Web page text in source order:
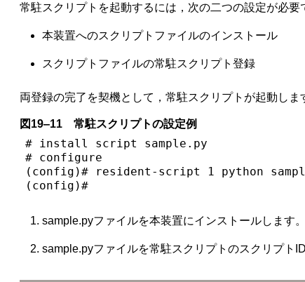
常駐スクリプトを起動するには，次の二つの設定が必要
本装置へのスクリプトファイルのインストール
スクリプトファイルの常駐スクリプト登録
両登録の完了を契機として，常駐スクリプトが起動し
図19‒11 常駐スクリプトの設定例
# install script sample.py
# configure
(config)# resident-script 1 python
(config)#
sample.pyファイルを本装置にインストールします。
sample.pyファイルを常駐スクリプトのスクリプト